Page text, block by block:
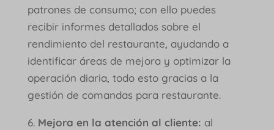
patrones de consumo; con ello puedes
recibir informes detallados sobre el
rendimiento del restaurante, ayudando a
identificar áreas de mejora y optimizar la
operación diaria, todo esto gracias a la
gestión de comandas para restaurante.
6. Mejora en la atención al cliente: al